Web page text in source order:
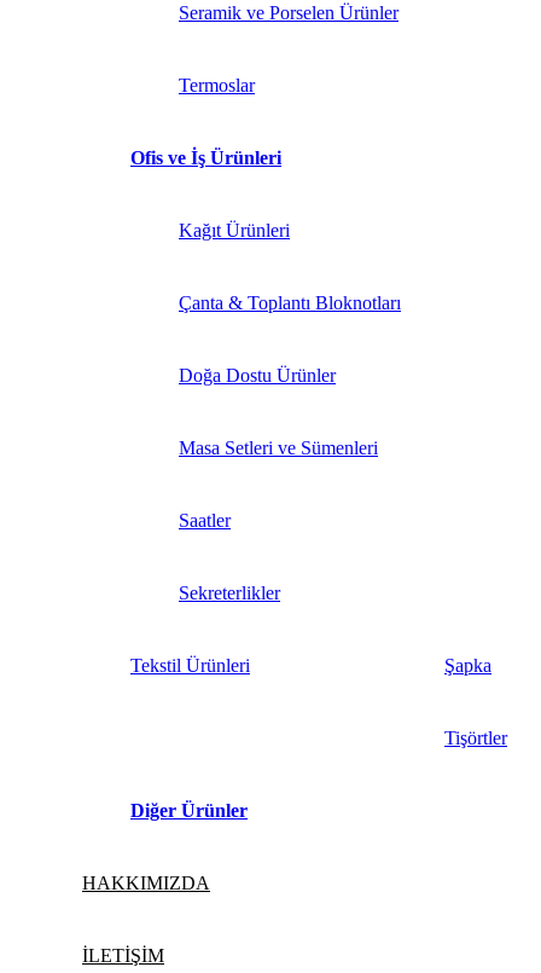
Seramik ve Porselen Ürünler
Termoslar
Ofis ve İş Ürünleri
Kağıt Ürünleri
Çanta & Toplantı Bloknotları
Doğa Dostu Ürünler
Masa Setleri ve Sümenleri
Saatler
Sekreterlikler
Tekstil Ürünleri Şapka
Tişörtler
Diğer Ürünler
HAKKIMIZDA
İLETİŞİM